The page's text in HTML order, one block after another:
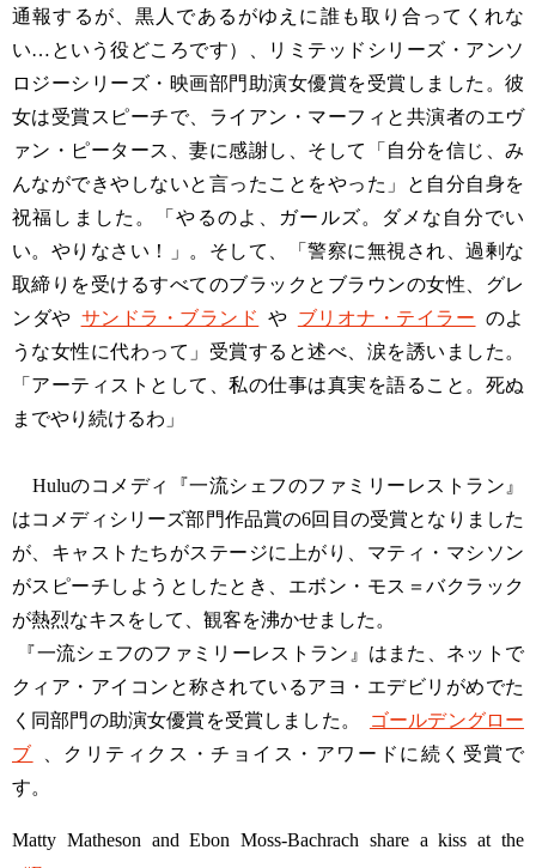
通報するが、黒人であるがゆえに誰も取り合ってくれな
い…という役どころです）、リミテッドシリーズ・アンソ
ロジーシリーズ・映画部門助演女優賞を受賞しました。彼
女は受賞スピーチで、ライアン・マーフィと共演者のエヴ
ァン・ピータース、妻に感謝し、そして「自分を信じ、み
んなができやしないと言ったことをやった」と自分自身を
祝福しました。「やるのよ、ガールズ。ダメな自分でい
い。やりなさい！」。そして、「警察に無視され、過剰な
取締りを受けるすべてのブラックとブラウンの女性、グレ
ンダや サンドラ・ブランド や ブリオナ・テイラー のよ
うな女性に代わって」受賞すると述べ、涙を誘いました。
「アーティストとして、私の仕事は真実を語ること。死ぬ
までやり続けるわ」
Huluのコメディ『一流シェフのファミリーレストラン』
はコメディシリーズ部門作品賞の6回目の受賞となりました
が、キャストたちがステージに上がり、マティ・マシソン
がスピーチしようとしたとき、エボン・モス＝バクラック
が熱烈なキスをして、観客を沸かせました。
『一流シェフのファミリーレストラン』はまた、ネットで
クィア・アイコンと称されているアヨ・エデビリがめでた
く同部門の助演女優賞を受賞しました。
ゴールデングロー
ブ
、クリティクス・チョイス・アワードに続く受賞で
す。
Matty Matheson and Ebon Moss-Bachrach share a kiss at the